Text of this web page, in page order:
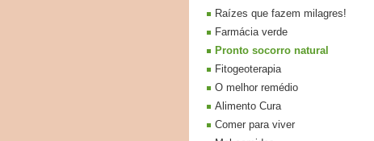
Raízes que fazem milagres!
Farmácia verde
Pronto socorro natural
Fitogeoterapia
O melhor remédio
Alimento Cura
Comer para viver